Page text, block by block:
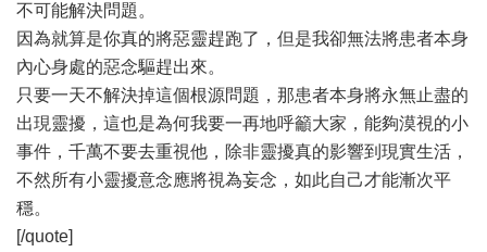
不可能解決問題。
因為就算是你真的將惡靈趕跑了，但是我卻無法將患者本身
內心身處的惡念驅趕出來。
只要一天不解決掉這個根源問題，那患者本身將永無止盡的
出現靈擾，這也是為何我要一再地呼籲大家，能夠漠視的小
事件，千萬不要去重視他，除非靈擾真的影響到現實生活，
不然所有小靈擾意念應將視為妄念，如此自己才能漸次平
穩。
[/quote]